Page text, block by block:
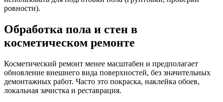
ровности).
Обработка пола и стен в
косметическом ремонте
Косметический ремонт менее масштабен и предполагает
обновление внешнего вида поверхностей, без значительных
демонтажных работ. Часто это покраска, наклейка обоев,
локальная зачистка и реставрация.